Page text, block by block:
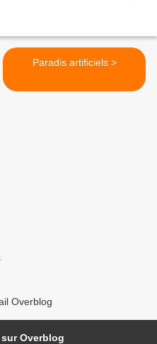
Paradis artificiels >
Overblog
Overblog